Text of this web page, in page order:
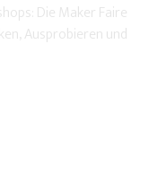
Die Maker Faire
Ausprobieren und